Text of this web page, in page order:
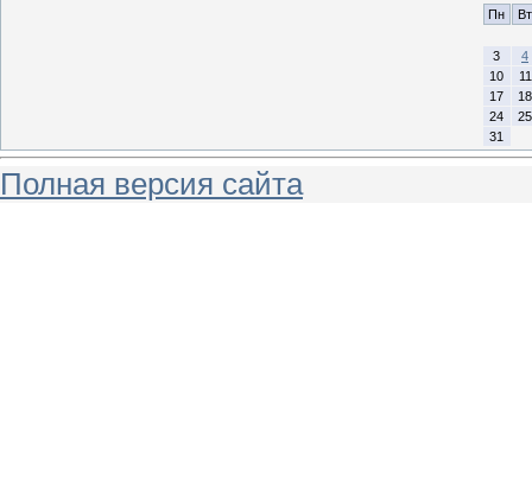
Пн
Вт
3
4
10
11
17
18
24
25
31
Полная версия сайта